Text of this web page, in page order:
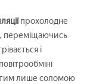
прохолодне
переміщаючись
і
лише соломою